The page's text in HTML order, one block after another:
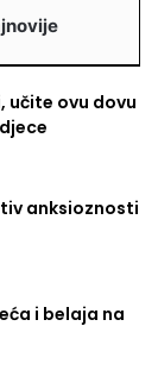
učite ovu dovu
anksioznosti
i belaja na